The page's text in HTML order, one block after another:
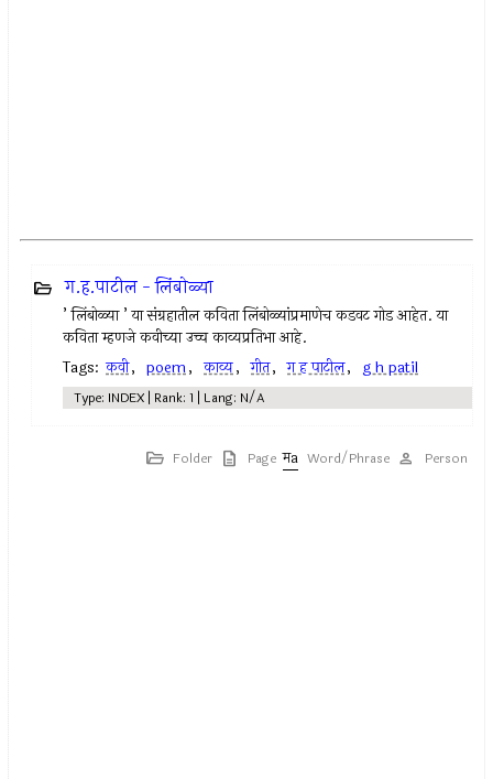
ग.ह.पाटील - लिंबोळ्या
’ लिंबोळ्या ’ या संग्रहातील कविता लिंबोळ्यांप्रमाणेच कडवट गोड आहेत. या
कविता म्हणजे कवीच्या उच्च काव्यप्रतिभा आहे.
Tags: कवी, poem, काव्य, गीत, ग ह पाटील, g h patil
Type: INDEX | Rank: 1 | Lang: N/A
Folder Page Word/Phrase Person